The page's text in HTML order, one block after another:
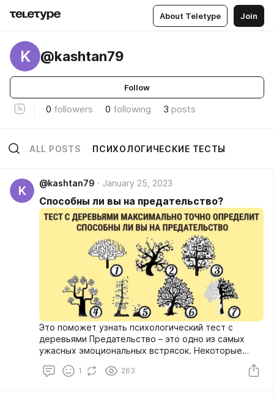
About Teletype Join
K @kashtan79
Follow
0 followers 0 following 3 posts
ALL POSTS ПСИХОЛОГИЧЕСКИЕ ТЕСТЫ
K
@kashtan79 January 25, 2023
Способны ли вы на предательство?
Это поможет узнать психологический тест с
деревьями Предательство – это одно из самых
ужасных эмоциональных встрясок. Некоторые
предать. В то время как другие люди не видят в
1 263